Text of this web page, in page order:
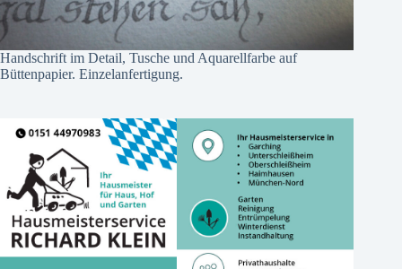
Handschrift im Detail, Tusche und Aquarellfarbe auf
Büttenpapier. Einzelanfertigung.